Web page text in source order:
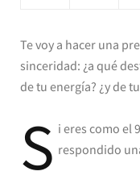
Te voy a hacer una
sinceridad: ¿a qué
de tu energía? ¿y de
S i eres como el
respondido